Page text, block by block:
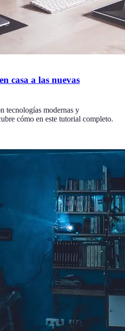
casa a las nuevas
tecnologías modernas y
cómo en este tutorial completo.